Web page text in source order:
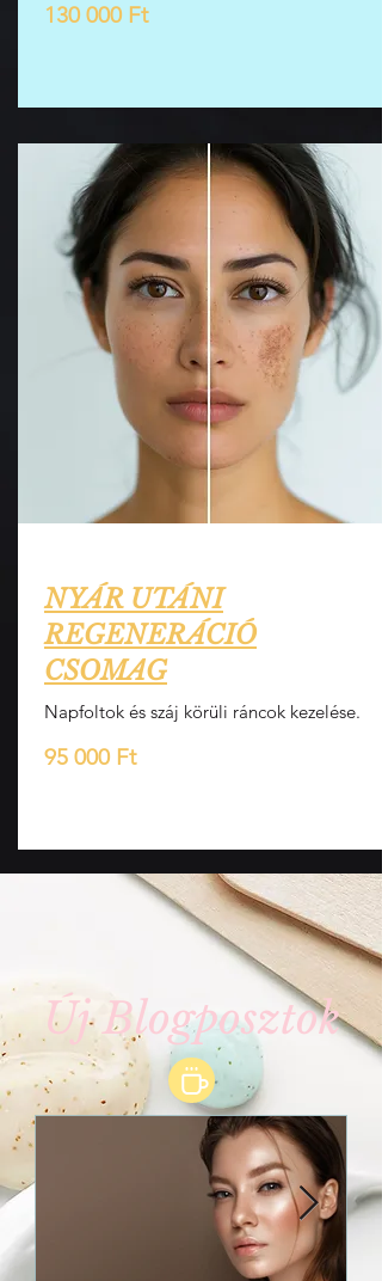
130 000 Ft
NYÁR UTÁNI
REGENERÁCIÓ
CSOMAG
Napfoltok és száj körüli ráncok kezelése.
95 000 Ft
Új Blogposztok